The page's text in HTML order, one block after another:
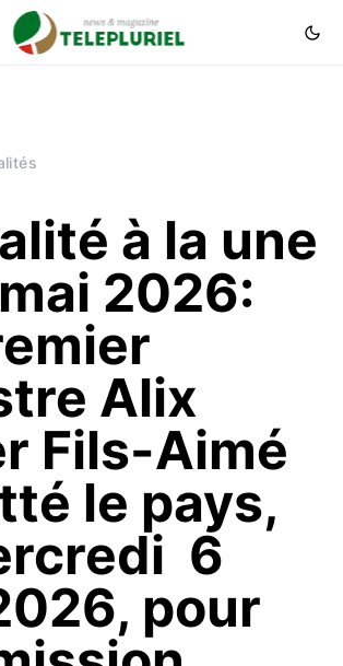
à la une
2026:
Alix
Fils-Aimé
le pays,
6
pour